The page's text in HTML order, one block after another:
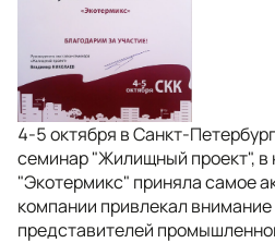
4-5 октября в Санкт-
семинар "Жилищный проект", в
"Экотермикс" приняла самое
компании привлекал
представителей